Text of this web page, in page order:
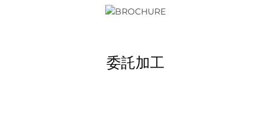
委託加工